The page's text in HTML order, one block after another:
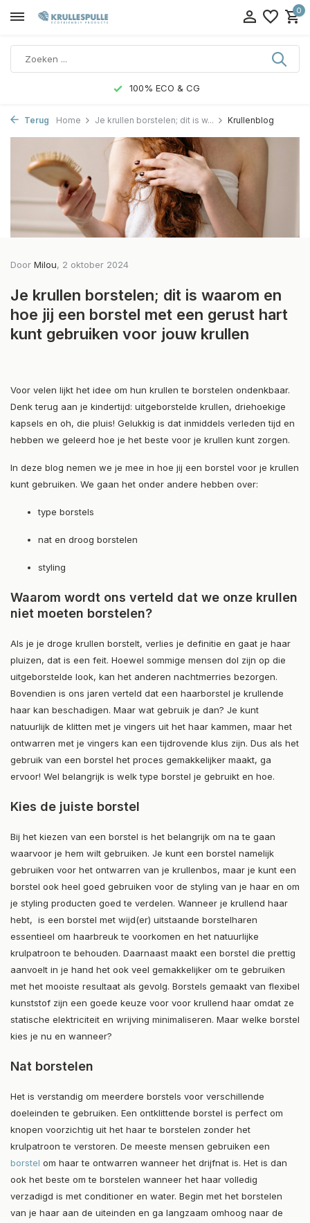
0
100% ECO & CG
Terug Home Je krullen borstelen; dit is w... Krullenblog
Door Milou, 2 oktober 2024
Je krullen borstelen; dit is waarom en
hoe jij een borstel met een gerust hart
kunt gebruiken voor jouw krullen
Voor velen lijkt het idee om hun krullen te borstelen ondenkbaar.
Denk terug aan je kindertijd: uitgeborstelde krullen, driehoekige
kapsels en oh, die pluis! Gelukkig is dat inmiddels verleden tijd en
hebben we geleerd hoe je het beste voor je krullen kunt zorgen.
In deze blog nemen we je mee in hoe jij een borstel voor je krullen
kunt gebruiken. We gaan het onder andere hebben over:
type borstels
nat en droog borstelen
styling
Waarom wordt ons verteld dat we onze krullen
niet moeten borstelen?
Als je je droge krullen borstelt, verlies je definitie en gaat je haar
pluizen, dat is een feit. Hoewel sommige mensen dol zijn op die
uitgeborstelde look, kan het anderen nachtmerries bezorgen.
Bovendien is ons jaren verteld dat een haarborstel je krullende
haar kan beschadigen. Maar wat gebruik je dan? Je kunt
natuurlijk de klitten met je vingers uit het haar kammen, maar het
ontwarren met je vingers kan een tijdrovende klus zijn. Dus als het
gebruik van een borstel het proces gemakkelijker maakt, ga
ervoor! Wel belangrijk is welk type borstel je gebruikt en hoe.
Kies de juiste borstel
Bij het kiezen van een borstel is het belangrijk om na te gaan
waarvoor je hem wilt gebruiken. Je kunt een borstel namelijk
gebruiken voor het ontwarren van je krullenbos, maar je kunt een
borstel ook heel goed gebruiken voor de styling van je haar en om
je styling producten goed te verdelen. Wanneer je krullend haar
hebt, is een borstel met wijd(er) uitstaande borstelharen
essentieel om haarbreuk te voorkomen en het natuurlijke
krulpatroon te behouden. Daarnaast maakt een borstel die prettig
aanvoelt in je hand het ook veel gemakkelijker om te gebruiken
met het mooiste resultaat als gevolg. Borstels gemaakt van flexibel
kunststof zijn een goede keuze voor voor krullend haar omdat ze
statische elektriciteit en wrijving minimaliseren. Maar welke borstel
kies je nu en wanneer?
Nat borstelen
Het is verstandig om meerdere borstels voor verschillende
doeleinden te gebruiken. Een ontklittende borstel is perfect om
knopen voorzichtig uit het haar te borstelen zonder het
krulpatroon te verstoren. De meeste mensen gebruiken een
borstel om haar te ontwarren wanneer het drijfnat is. Het is dan
ook het beste om te borstelen wanneer het haar volledig
verzadigd is met conditioner en water. Begin met het borstelen
van je haar aan de uiteinden en ga langzaam omhoog naar de